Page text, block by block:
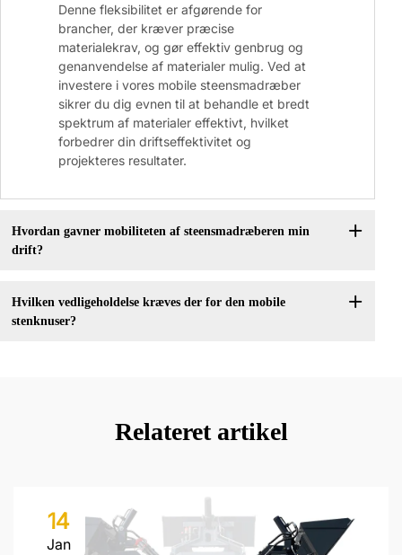
Denne fleksibilitet er afgørende for
brancher, der kræver præcise
materialekrav, og gør effektiv genbrug og
genanvendelse af materialer mulig. Ved at
investere i vores mobile steensmadræber
sikrer du dig evnen til at behandle et bredt
spektrum af materialer effektivt, hvilket
forbedrer din driftseffektivitet og
projekteres resultater.
Hvordan gavner mobiliteten af steensmadræberen min
drift?
Hvilken vedligeholdelse kræves der for den mobile
stenknuser?
Relateret artikel
14
Jan